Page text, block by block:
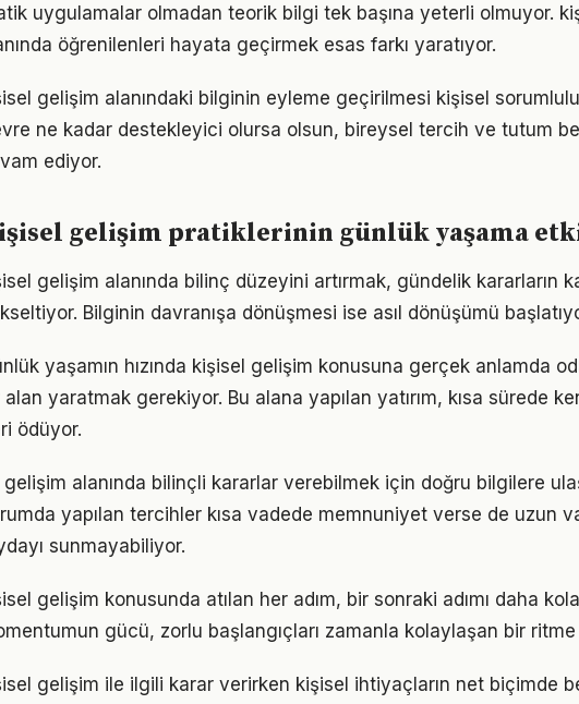
uygulamalar olmadan teorik bilgi tek başına yeterli olmuyor.
öğrenilenleri hayata geçirmek esas farkı yaratıyor.
gelişim alanındaki bilginin eyleme geçirilmesi kişisel
ne kadar destekleyici olursa olsun, bireysel tercih ve tutum
ediyor.
gelişim pratiklerinin günlük yaşama
gelişim alanında bilinç düzeyini artırmak, gündelik kararların
Bilginin davranışa dönüşmesi ise asıl dönüşümü
yaşamın hızında kişisel gelişim konusuna gerçek anlamda
alan yaratmak gerekiyor. Bu alana yapılan yatırım, kısa sürede
ödüyor.
gelişim alanında bilinçli kararlar verebilmek için doğru bilgilere
yapılan tercihler kısa vadede memnuniyet verse de uzun
sunmayabiliyor.
gelişim konusunda atılan her adım, bir sonraki adımı daha
gücü, zorlu başlangıçları zamanla kolaylaşan bir
gelişim ile ilgili karar verirken kişisel ihtiyaçların net biçimde